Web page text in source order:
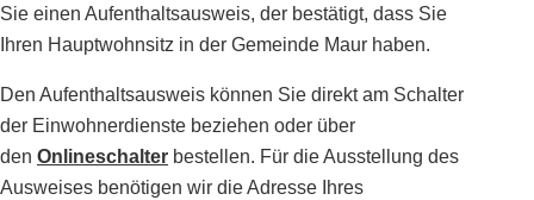
Sie einen Aufenthaltsausweis, der bestätigt, dass Sie
Ihren Hauptwohnsitz in der Gemeinde Maur haben.
Den Aufenthaltsausweis können Sie direkt am Schalter
der Einwohnerdienste beziehen oder über
den Onlineschalter bestellen. Für die Ausstellung des
Ausweises benötigen wir die Adresse Ihres